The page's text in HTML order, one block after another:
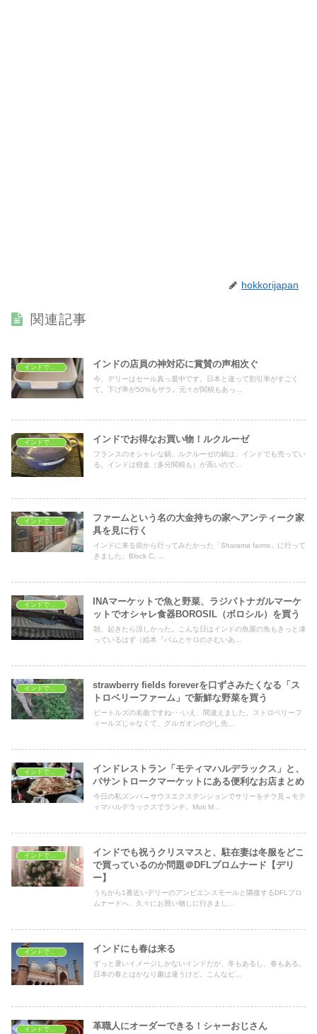
hokkorijapan
関連記事
インドでショッピング インドの店員の神対応に賞賛の声相次ぐ
今、デリーはセール真っ最中です。日本と違って割引率がすごく
て、下げ率が50%もザラ。元々が関税もあっ...
インドでお得なお買い物！ルクルーゼ
フランスのオシャレな鍋、ルクルーゼの鍋は、インドでも売ってい
る。インドは税金（多分関税も）が高いので...
インドでショッピング
ファームという名の大金持ちの家へアンティーク家
具を見に行く
インドに来る前から行ってみたかった「Sharama farms」に行って
きました。Block C, ...
インドでショッピング
INAマーケットで魚と野菜、ラジパトナガルマーケ
ットでオシャレ食器BOROSIL（ボロシル）を買う
朝、起きたら涼しかった。こんな日はインドの魚屋の魚もきっと凍
っているはず（絵本『バムとケロのさむいあ...
インドでショッピング
strawberry fields foreverを口ずさみたくなる「ス
トロベリーファーム」で新鮮な野菜を買う
ビートルズの名曲ですね･･･いえ、間違えました、ストロベリーフ
ィールズじゃなくて、グルガオンの少し先...
インドレストラン「モティマハルデラックス」と、
バサントロークマーケットにある便利なお店まとめ
今日の私ズンバ→サウスエクステンションでサリーをチラ見→モテ
ィマハルデラックスでランチ。Moti M...
インドでも祝うクリスマスと、駐在妻は冬服をどこ
で買っているのか問題＠DFLプロムナード【デリ
ー】
うちから1番近いデリーのアンビエンスモールと隣接するDFLプロ
ムナードへ、久々にお買い物しに行きまし...
インドにも春は来る
ずっと暑いイメージしかないインドだが、冬もあるし、春もある。
日本の春とはかなり趣は違うけど。こんなピ...
インドでショッピング 革職人にオーダーできる！シャーおじさん